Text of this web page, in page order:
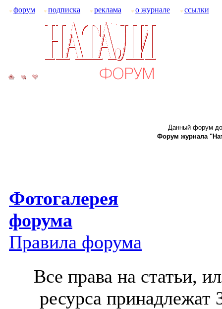
форум подписка реклама о журнале ссылки
Данный форум
Форум журнала
Фотогалерея
форума
Правила форума
Все права на статьи,
ресурса